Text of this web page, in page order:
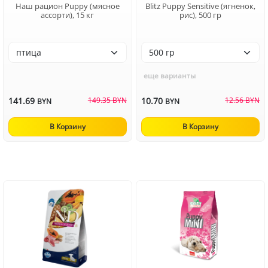
Наш рацион Puppy (мясное
ассорти), 15 кг
141.69 BYN 149.35 BYN
В Корзину
Blitz Puppy Sensitive (ягненок,
рис), 500 гр
еще варианты
10.70 BYN 12.56 BYN
В Корзину